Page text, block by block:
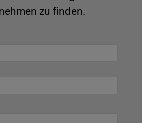
zu finden.